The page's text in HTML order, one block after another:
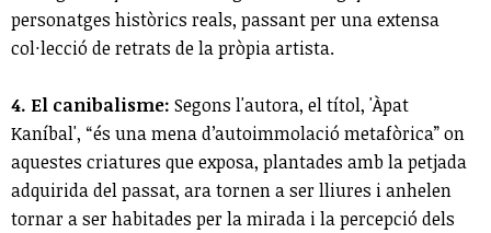
personatges històrics reals, passant per una extensa
col·lecció de retrats de la pròpia artista.
4. El canibalisme: Segons l'autora, el títol, 'Àpat
Kaníbal', “és una mena d’autoimmolació metafòrica” on
aquestes criatures que exposa, plantades amb la petjada
adquirida del passat, ara tornen a ser lliures i anhelen
tornar a ser habitades per la mirada i la percepció dels